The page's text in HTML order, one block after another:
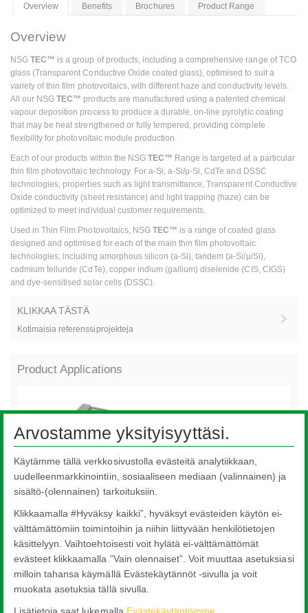
Overview Benefits Brochures Product Range
Overview
NSGTEC™ is a group of products, including a comprehensive range of TCO
glass (Transparent Conductive Oxide coated glass), optimised to suit a
variety of thin film photovoltaics, with different haze and conductivity levels.
All our NSGTEC™ products are manufactured using a patented chemical
vapour deposition process to produce a durable, on-line pyrolytic coating
that may be heat strengthened or fully tempered, providing complete
flexibility for photovoltaic module production.
Each of our products within the NSG TEC™ Range is targeted at a particular
thin film photovoltaic technology. For a-Si, a-Si/μ-Si, CdTe and DSSC
technologies, properties such as light transmittance, Transparent Conductive
Oxide conductivity (sheet resistance) and light trapping (haze) can be
optimized to meet individual customer requirements.
Used in Thin Film Photovoltaics, NSG TEC™ is a range of coated glass
designed and optimised for each of the main thin film photovoltaic
technologies, including amorphous silicon (a-Si), tandem (a-Si/μ/Si),
cadmium telluride (CdTe), copper indium (gallium) diselenide (CIS, CIGS)
and dye-sensitised solar cells (DSSC).
KLIKKAA TÄSTÄ
Kotimaisia referenssiprojekteja
Product Applications
Fotojännitteet
Arvostamme yksityisyyttäsi.
Käytämme tällä verkkosivustolla evästeitä analytiikkaan,
uudelleenmarkkinointiin, sosiaaliseen mediaan (valinnainen) ja
sisältö-(olennainen) tarkoituksiin.
Klikkaamalla #Hyväksy kaikki”, hyväksyt evästeiden käytön ei-
välttämättömiin toimintoihin ja niihin liittyvään henkilötietojen
käsittelyyn. Vaihtoehtoisesti voit hylätä ei-välttämättömät
evästeet klikkaamalla ”Vain olennaiset”. Voit muuttaa asetuksiasi
milloin tahansa käymällä Evästekäytännöt -sivulla ja voit
muokata asetuksia tällä sivulla.